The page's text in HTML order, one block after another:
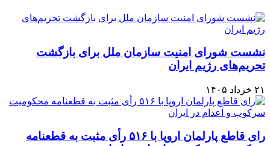
نشست شورای امنیت سازمان ملل برای بازگشت
تحریم‌های رژیم ایران
۲۱ خرداد ۱۴۰۵
رای قاطع پارلمان اروپا با ۵۱۶ رأی مثبت به قطعنامه